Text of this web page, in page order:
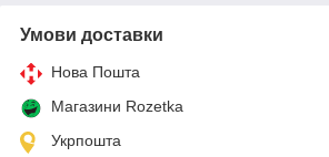
Умови доставки
Нова Пошта
Магазини Rozetka
Укрпошта